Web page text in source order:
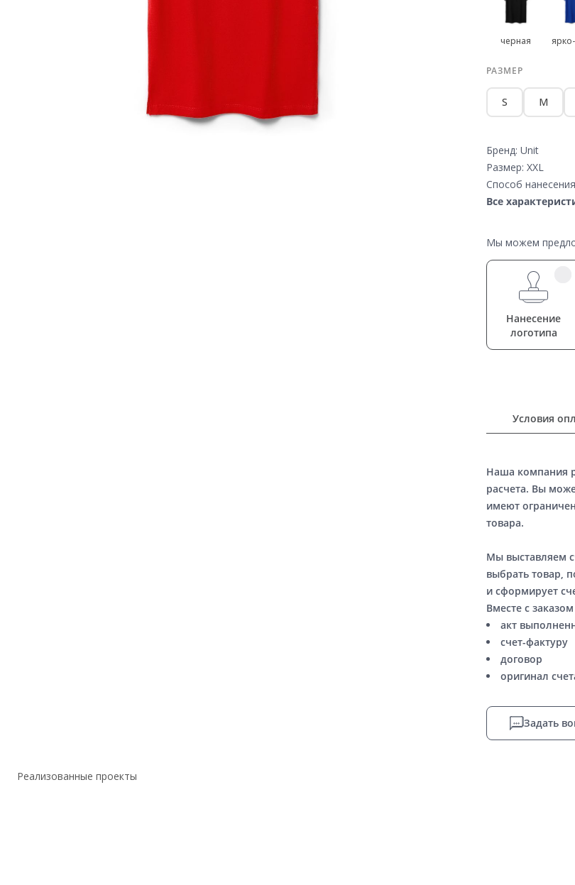
черная
РАЗМЕР
S M
Бренд: Unit
Размер: XXL
Способ
Все
Мы можем
Нанесение
логотипа
Условия
Наша компания
расчета. Вы
имеют
товара.
Мы выставляем
выбрать товар,
и сформирует
Вместе с
акт
счет-фактуру
договор
оригинал
Задать
Реализованные проекты